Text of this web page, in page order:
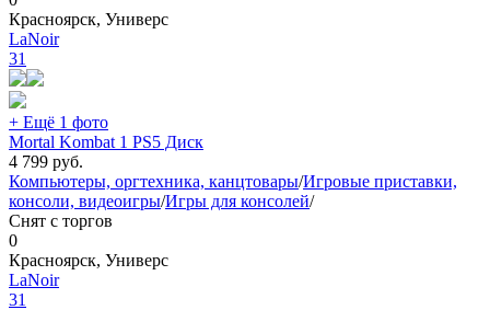
Красноярск, Универс
LaNoir
31
+ Ещё 1 фото
Mortal Kombat 1 PS5 Диск
4 799 руб.
Компьютеры, оргтехника, канцтовары/Игровые приставки,
консоли, видеоигры/Игры для консолей/
Снят с торгов
0
Красноярск, Универс
LaNoir
31